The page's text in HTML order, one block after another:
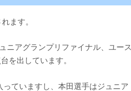
ます。
ニアグランプリファイナル、ユース
を出しています。
ていますし、本田選手はジュニア